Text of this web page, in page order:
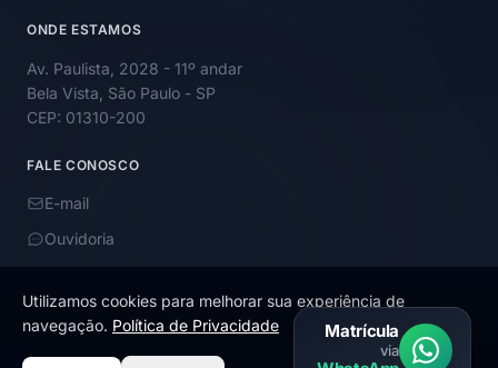
ONDE ESTAMOS
Av. Paulista, 2028 - 11º andar
Bela Vista, São Paulo - SP
CEP: 01310-200
FALE CONOSCO
E-mail
Ouvidoria
© 2026 Academy Educação. Todos os direitos reservados.
Matrícula
via
Utilizamos cookies para melhorar sua experiência de
navegação. Política de Privacidade